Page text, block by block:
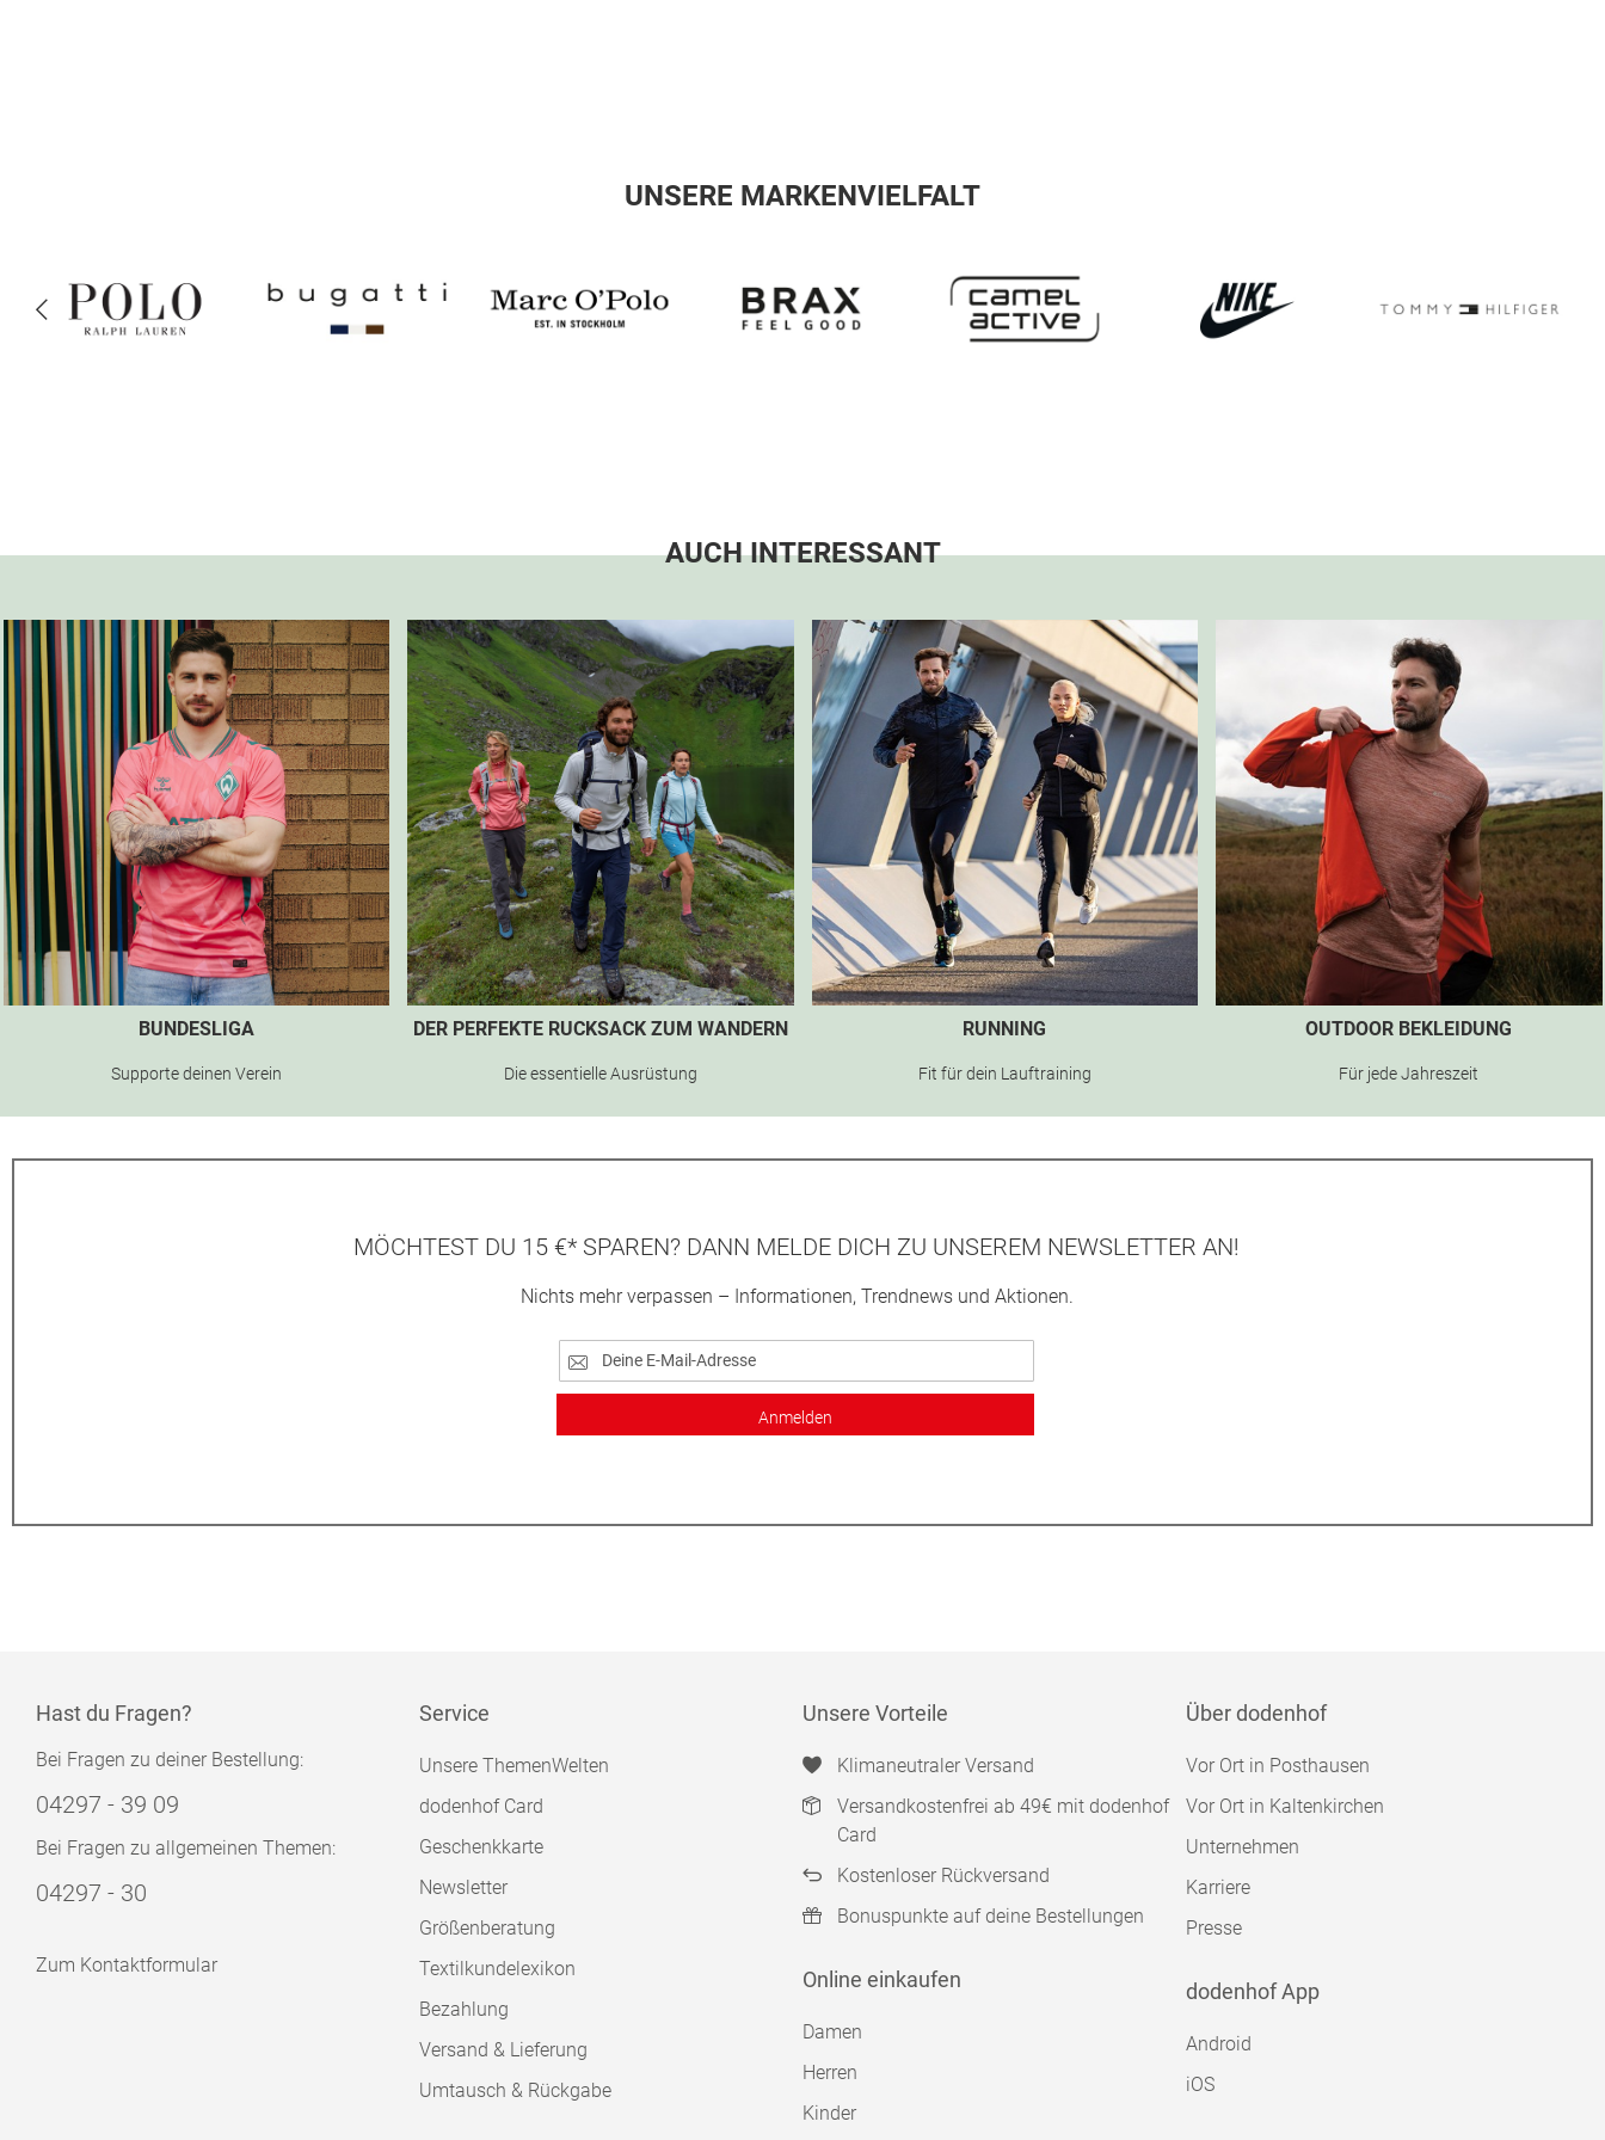
UNSERE MARKENVIELFALT
AUCH INTERESSANT
BUNDESLIGA
Supporte deinen Verein
DER PERFEKTE RUCKSACK ZUM WANDERN
Die essentielle Ausrüstung
RUNNING
Fit für dein Lauftraining
OUTDOOR BEKLEIDUNG
Für jede Jahreszeit
MÖCHTEST DU 15 €* SPAREN? DANN MELDE DICH ZU UNSEREM NEWSLETTER AN!
Nichts mehr verpassen – Informationen, Trendnews und Aktionen.
Anmelden
Hast du Fragen?
Bei Fragen zu deiner Bestellung:
04297 - 39 09
Bei Fragen zu allgemeinen Themen:
04297 - 30
Zum Kontaktformular
Service
Unsere ThemenWelten
dodenhof Card
Geschenkkarte
Newsletter
Größenberatung
Textilkundelexikon
Bezahlung
Versand & Lieferung
Umtausch & Rückgabe
Unsere Vorteile
Klimaneutraler Versand
Versandkostenfrei ab 49€ mit dodenhof
Card
Kostenloser Rückversand
Bonuspunkte auf deine Bestellungen
Online einkaufen
Damen
Herren
Kinder
Über dodenhof
Vor Ort in Posthausen
Vor Ort in Kaltenkirchen
Unternehmen
Karriere
Presse
dodenhof App
Android
iOS